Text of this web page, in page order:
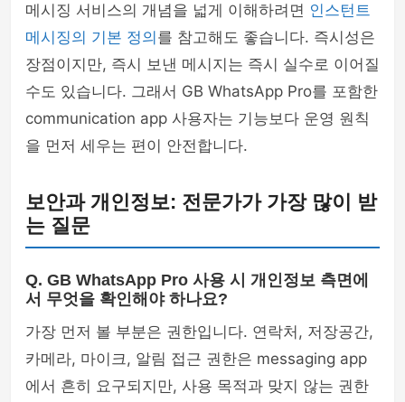
메시징 서비스의 개념을 넓게 이해하려면 인스턴트
메시징의 기본 정의 를 참고해도 좋습니다. 즉시성은
장점이지만, 즉시 보낸 메시지는 즉시 실수로 이어질
수도 있습니다. 그래서 GB WhatsApp Pro를 포함한
communication app 사용자는 기능보다 운영 원칙
을 먼저 세우는 편이 안전합니다.
보안과 개인정보: 전문가가 가장 많이 받
는 질문
Q. GB WhatsApp Pro 사용 시 개인정보 측면에
서 무엇을 확인해야 하나요?
가장 먼저 볼 부분은 권한입니다. 연락처, 저장공간,
카메라, 마이크, 알림 접근 권한은 messaging app
에서 흔히 요구되지만, 사용 목적과 맞지 않는 권한